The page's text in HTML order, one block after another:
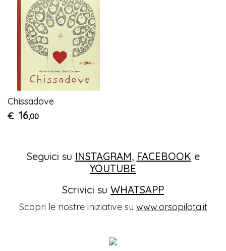
Chissadove
€ 16,00
Seguici su INSTAGRAM, FACEBOOK e
YOUTUBE
Scrivici su WHATSAPP
Scopri le nostre iniziative su www.orsopilota.it